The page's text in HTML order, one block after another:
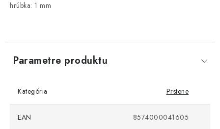
hrúbka: 1 mm
Parametre produktu
Kategória Prstene
EAN 8574000041605